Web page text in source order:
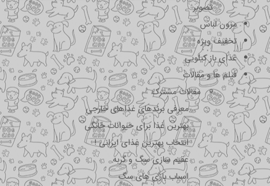
تصویر
مزون لباس
تخفیف ویژه
غذای باز کیلویی
فیلم ها و مقالات
مقالات مشترک
معرفی برندهای غذاهای خارجی
بهترین غذا برای حیوانات خانگی
انتخاب بهترین غذای ایرانی !
عقیم سازی سگ و گربه
اسباب بازی های سگ